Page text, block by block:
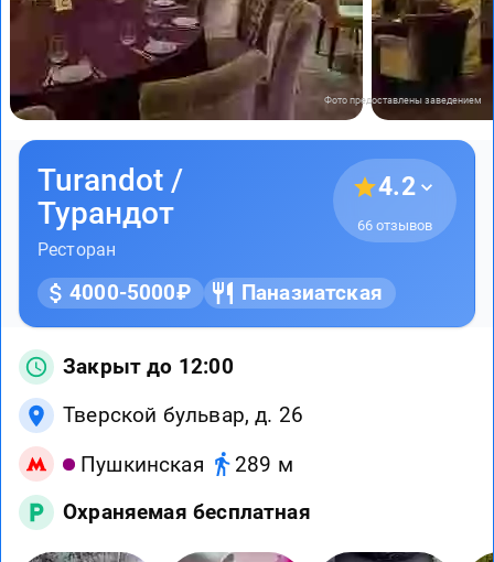
Фото предоставлены заведением
Turandot /
Турандот
Ресторан
4.2
66 отзывов
4000-5000₽ Паназиатская
Закрыт до 12:00
Тверской бульвар, д. 26
Пушкинская
289 м
Охраняемая бесплатная